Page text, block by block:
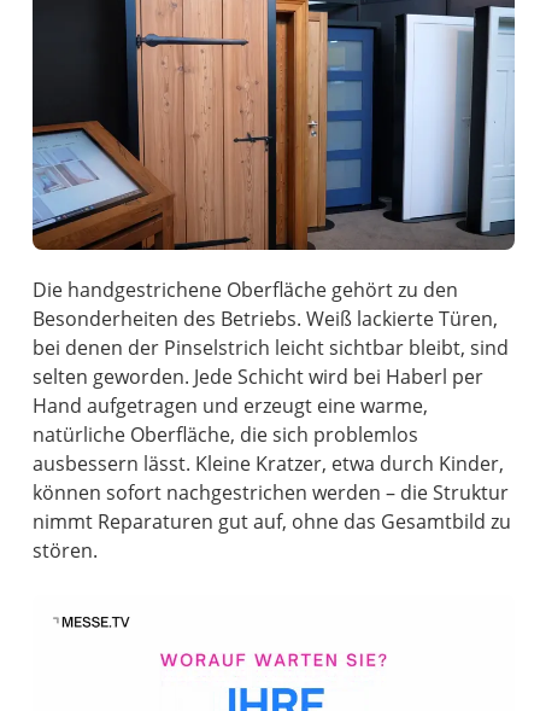
Die handgestrichene Oberfläche gehört zu den
Besonderheiten des Betriebs. Weiß lackierte Türen,
bei denen der Pinselstrich leicht sichtbar bleibt, sind
selten geworden. Jede Schicht wird bei Haberl per
Hand aufgetragen und erzeugt eine warme,
natürliche Oberfläche, die sich problemlos
ausbessern lässt. Kleine Kratzer, etwa durch Kinder,
können sofort nachgestrichen werden – die Struktur
nimmt Reparaturen gut auf, ohne das Gesamtbild zu
stören.